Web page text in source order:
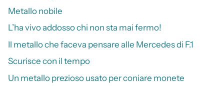
Metallo nobile
L’ha vivo addosso chi non sta mai fermo!
Il metallo che faceva pensare alle Mercedes di F.1
Scurisce con il tempo
Un metallo prezioso usato per coniare monete